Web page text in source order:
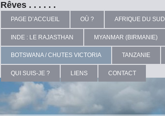
Rêves . . . . . .
PAGE D’ACCUEIL OÙ ? AFRIQUE DU SUD
INDE : LE RAJASTHAN MYANMAR (BIRMANIE)
BOTSWANA / CHUTES VICTORIA TANZANIE
QUI SUIS-JE ? LIENS CONTACT